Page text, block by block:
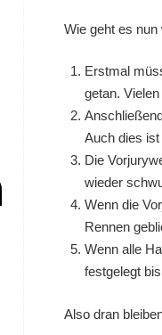
Wie geht es nun
Erstmal
getan.
Auch dies
Die
wieder
Wenn die
Rennen
Wenn alle
festgelegt
Also dran